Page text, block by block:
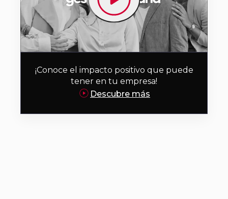
¡Conoce el impacto positivo que puede
tener en tu empresa!
Descubre más